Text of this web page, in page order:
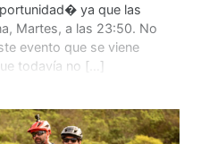
ya que las
Martes, a las 23:50. No
evento que se viene
todavía no […]